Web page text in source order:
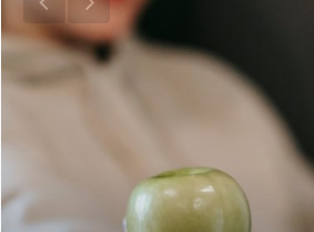
Día del Enólogo: Por qué se